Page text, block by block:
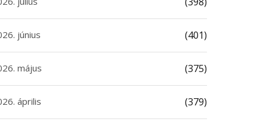
június (401)
május (375)
április (379)